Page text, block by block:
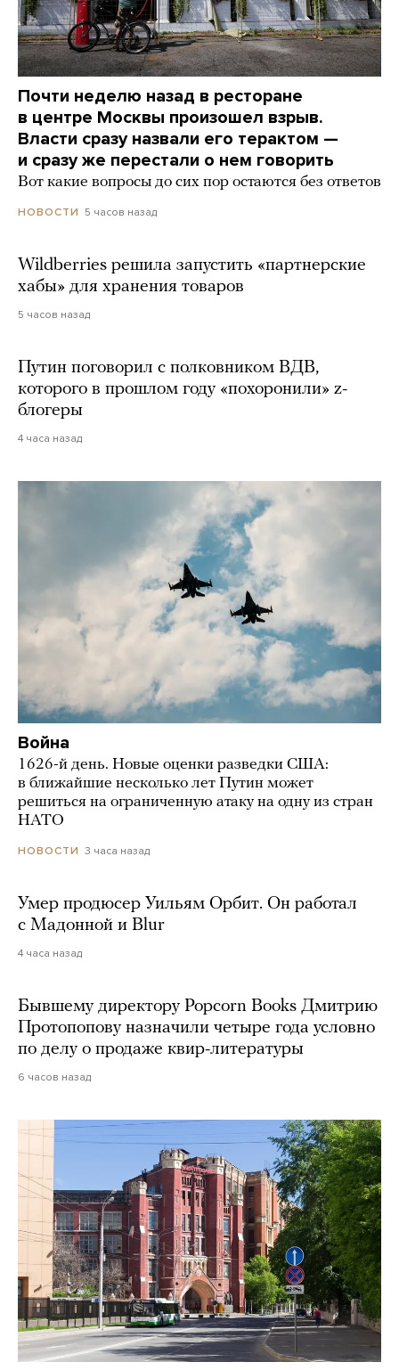
Почти неделю назад в ресторане
в центре Москвы произошел взрыв.
Власти сразу назвали его терактом —
и сразу же перестали о нем говорить
Вот какие вопросы до сих пор остаются без ответов
НОВОСТИ 5 часов назад
Wildberries решила запустить «партнерские
хабы» для хранения товаров
5 часов назад
Путин поговорил с полковником ВДВ,
которого в прошлом году «похоронили» z-
блогеры
4 часа назад
Война
1626-й день. Новые оценки разведки США:
в ближайшие несколько лет Путин может
решиться на ограниченную атаку на одну из стран
НАТО
НОВОСТИ 3 часа назад
Умер продюсер Уильям Орбит. Он работал
с Мадонной и Blur
4 часа назад
Бывшему директору Popcorn Books Дмитрию
Протопопову назначили четыре года условно
по делу о продаже квир-литературы
6 часов назад